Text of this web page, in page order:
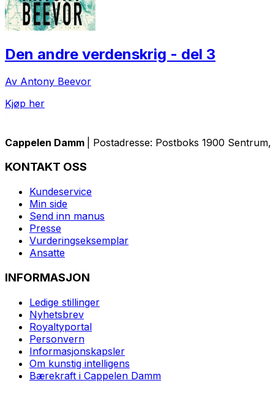
Den andre verdenskrig - del 3
Av Antony Beevor
Kjøp her
Cappelen Damm | Postadresse: Postboks 1900
KONTAKT OSS
Kundeservice
Min side
Send inn manus
Presse
Vurderingseksemplar
Ansatte
INFORMASJON
Ledige stillinger
Nyhetsbrev
Royaltyportal
Personvern
Informasjonskapsler
Om kunstig intelligens
Bærekraft i Cappelen Damm